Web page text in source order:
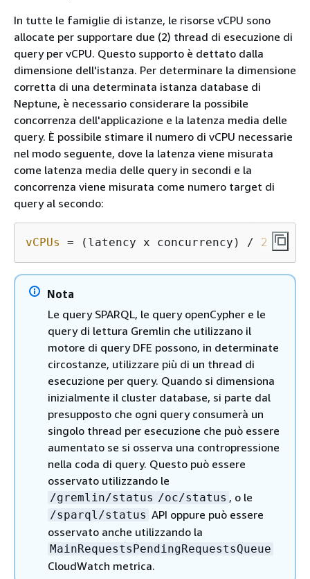
In tutte le famiglie di istanze, le risorse vCPU sono
allocate per supportare due (2) thread di esecuzione di
query per vCPU. Questo supporto è dettato dalla
dimensione dell'istanza. Per determinare la dimensione
corretta di una determinata istanza database di
Neptune, è necessario considerare la possibile
concorrenza dell'applicazione e la latenza media delle
query. È possibile stimare il numero di vCPU necessarie
nel modo seguente, dove la latenza viene misurata
come latenza media delle query in secondi e la
concorrenza viene misurata come numero target di
query al secondo:
vCPUs = (latency x concurrency) / 2
Nota
Le query SPARQL, le query openCypher e le
query di lettura Gremlin che utilizzano il
motore di query DFE possono, in determinate
circostanze, utilizzare più di un thread di
esecuzione per query. Quando si dimensiona
inizialmente il cluster database, si parte dal
presupposto che ogni query consumerà un
singolo thread per esecuzione che può essere
aumentato se si osserva una contropressione
nella coda di query. Questo può essere
osservato utilizzando le
/gremlin/status /oc/status , o le
/sparql/status API oppure può essere
osservato anche utilizzando la
MainRequestsPendingRequestsQueue
CloudWatch metrica.